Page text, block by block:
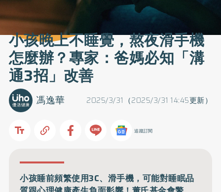
小孩晚上不睡覺，熬夜滑手機
怎麼辦？專家：爸媽必知「溝
通3招」改善
2025/3/31（2025/3/31 14:45更新）
馮逸華
追蹤訂閱
小孩睡前頻繁使用3C、滑手機，可能對睡眠品